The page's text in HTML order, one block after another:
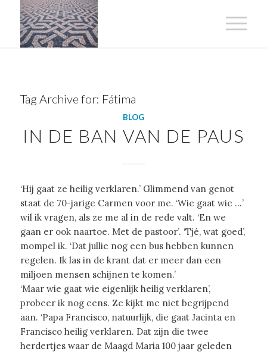
Tag Archive for: Fátima
BLOG
IN DE BAN VAN DE PAUS
‘Hij gaat ze heilig verklaren.’ Glimmend van genot
staat de 70-jarige Carmen voor me. ‘Wie gaat wie …’
wil ik vragen, als ze me al in de rede valt. ‘En we
gaan er ook naartoe. Met de pastoor’. ‘Tjé, wat goed’,
mompel ik. ‘Dat jullie nog een bus hebben kunnen
regelen. Ik las in de krant dat er meer dan een
miljoen mensen schijnen te komen.’
‘Maar wie gaat wie eigenlijk heilig verklaren’,
probeer ik nog eens. Ze kijkt me niet begrijpend
aan. ‘Papa Francisco, natuurlijk, die gaat Jacinta en
Francisco heilig verklaren. Dat zijn die twee
herdertjes waar de Maagd Maria 100 jaar geleden